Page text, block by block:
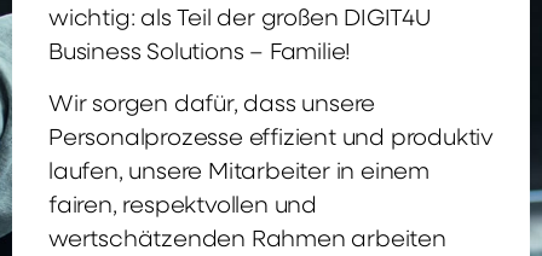
wichtig: als Teil der großen DIGIT4U
Business Solutions – Familie!
Wir sorgen dafür, dass unsere
Personalprozesse effizient und produktiv
laufen, unsere Mitarbeiter in einem
fairen, respektvollen und
wertschätzenden Rahmen arbeiten